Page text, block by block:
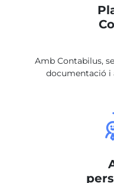
Amb Contabilus,
documentació i